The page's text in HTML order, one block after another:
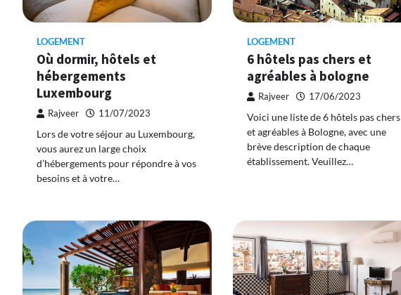
LOGEMENT
Où dormir, hôtels et
hébergements
Luxembourg
Rajveer 11/07/2023
Lors de votre séjour au Luxembourg,
vous aurez un large choix
d’hébergements pour répondre à vos
besoins et à votre…
LOGEMENT
6 hôtels pas chers et
agréables à bologne
Rajveer 17/06/2023
Voici une liste de 6 hôtels pas chers
et agréables à Bologne, avec une
brève description de chaque
établissement. Veuillez…